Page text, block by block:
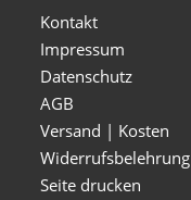
Kontakt
Impressum
Datenschutz
AGB
Versand | Kosten
Widerrufsbelehrung
Seite drucken